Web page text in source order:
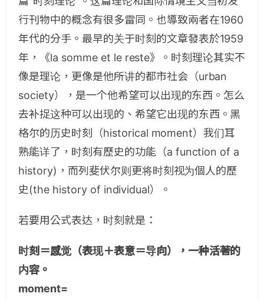
行刊物中的概念有很多雷同。也導致兩者在1960
年代的分手。最早的关于时刻的文章發表於1959
年，《la somme et le reste》。时刻理论其实不
像是理论，更像是他所讲的都市社会（urban
society），是一个他希望可以出现的东西。怎么
去补捉这种可以出现的、希望它出现的东西。黑
格尔的历史时刻（historical moment）我们耳
熟能详了，时刻有歷史的功能（a function of a
history)，而列斐伏尔则更将时刻视为個人的歷
史(the history of individual）。
若要用公式表达，时刻就是：
时刻＝感觉（表现＋表意＝导向），一种活著的
内容。
moment=